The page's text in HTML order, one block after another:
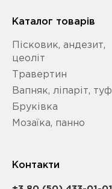
Каталог товарів
Пісковик, андезит,
цеоліт
Травертин
Вапняк, ліпаріт, туф
Бруківка
Мозаїка, панно
Контакти